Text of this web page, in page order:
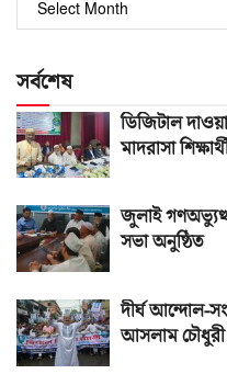
সংখ্যা
সর্বশেষ
ডিজিটাল
মাদরাসা
জুলাই
সভা অনুষ্ঠিত
দীর্ঘ আন্দোল-
আসলাম চৌধুরী